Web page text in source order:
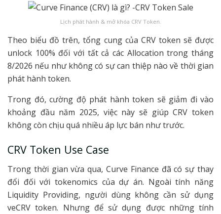
Lịch phát hành & mở khóa CRV Token.
Theo biểu đồ trên, tổng cung của CRV token sẽ được
unlock 100% đối với tất cả các Allocation trong tháng
8/2026 nếu như không có sự can thiệp nào về thời gian
phát hành token.
Trong đó, cường độ phát hành token sẽ giảm đi vào
khoảng đầu năm 2025, việc này sẽ giúp CRV token
không còn chịu quá nhiều áp lực bán như trước.
CRV Token Use Case
Trong thời gian vừa qua, Curve Finance đã có sự thay
đổi đối với tokenomics của dự án. Ngoài tính năng
Liquidity Providing, người dùng không cần sử dụng
veCRV token. Nhưng để sử dụng được những tính